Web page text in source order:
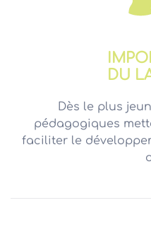
DU
Dès le plus
pédagogiques
faciliter le